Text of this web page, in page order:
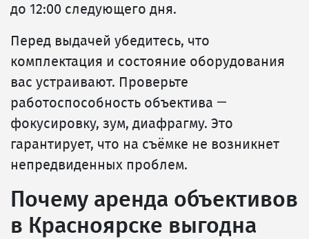
до 12:00 следующего дня.
Перед выдачей убедитесь, что
комплектация и состояние оборудования
вас устраивают. Проверьте
работоспособность объектива —
фокусировку, зум, диафрагму. Это
гарантирует, что на съёмке не возникнет
непредвиденных проблем.
Почему аренда объективов
в Красноярске выгодна